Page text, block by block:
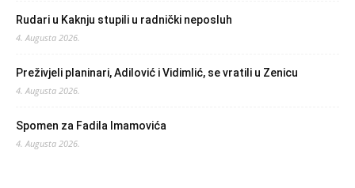
Rudari u Kaknju stupili u radnički neposluh
4. Augusta 2026.
Preživjeli planinari, Adilović i Vidimlić, se vratili u Zenicu
4. Augusta 2026.
Spomen za Fadila Imamovića
4. Augusta 2026.